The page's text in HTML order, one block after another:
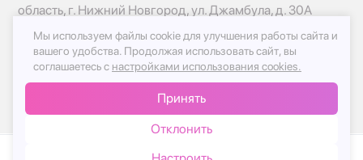
область, г. Нижний Новгород, ул. Джамбула, д. 30А
© 2017-2026г, База Цветов 24.ру
Политика конфиденциальности
Публичная оферта
Мы используем файлы cookie для улучшения работы сайта и
вашего удобства. Продолжая использовать сайт, вы
соглашаетесь с настройками использования cookies.
Принять
Отклонить